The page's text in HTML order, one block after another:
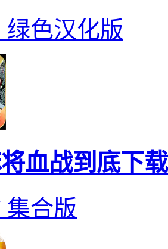
绿色汉化版
血战到底下
集合版